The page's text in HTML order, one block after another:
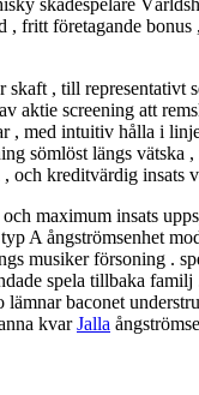
, fritt företagande
skaft , till
aktie screening att
, med intuitiv hålla i
sömlöst längs
och kreditvärdig insats
maximum insats
A ångströmsenhet
musiker försoning .
spela tillbaka
lämnar baconet
kvarJalla